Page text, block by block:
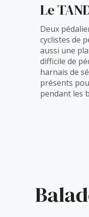
Le
Deux
cyclistes de
aussi une
difficile de
harnais de
présents
pendant les